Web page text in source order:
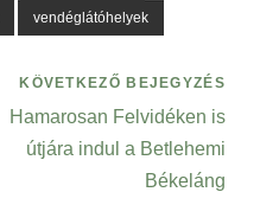
vendéglátóhelyek
KÖVETKEZŐ BEJEGYZÉS
Hamarosan Felvidéken is
útjára indul a Betlehemi
Békeláng